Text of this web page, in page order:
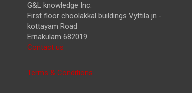
G&L knowledge Inc.
First floor choolakkal buildings Vyttila jn -
kottayam Road
Ernakulam 682019
Contact us
Terms & Conditions